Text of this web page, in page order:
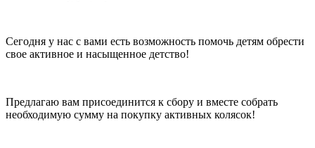
Сегодня у нас с вами есть возможность помочь детям обрести
свое активное и насыщенное детство!
Предлагаю вам присоединится к сбору и вместе собрать
необходимую сумму на покупку активных колясок!